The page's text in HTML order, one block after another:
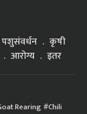
पशुसंवर्धन
कृषी
आरोग्य इतर
Rearing Chili